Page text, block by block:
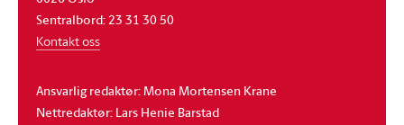
Sentralbord: 23 31 30 50
Kontakt oss
Ansvarlig redaktør: Mona Mortensen Krane
Nettredaktør: Lars Henie Barstad